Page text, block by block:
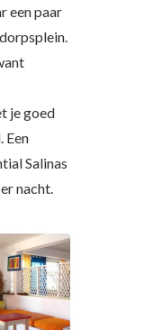
een paar
je goed
Een
Salinas
nacht.